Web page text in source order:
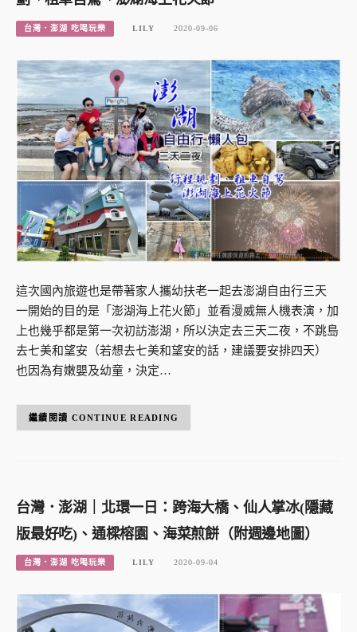
台灣．澎湖 吃喝玩樂 LILY 2020-09-06
這次國內旅遊也是帶著家人攜幼扶老一起去澎湖自由行三天
一開始的目的是「澎湖海上花火節」並看漫威無人機表演，加
上也幾乎都是第一次初訪澎湖，所以決定去三天二夜，不跳島
去七美和望安（若想去七美和望安的話，建議要安排四天）
也因為有嫩嬰及幼童，決定…
CONTINUE READING
台灣．澎湖｜北環一日：跨海大橋、仙人掌冰(隱藏
版最好吃)、通樑榕園、海菜煎餅（附週邊地圖）
台灣．澎湖 吃喝玩樂 LILY 2020-09-04